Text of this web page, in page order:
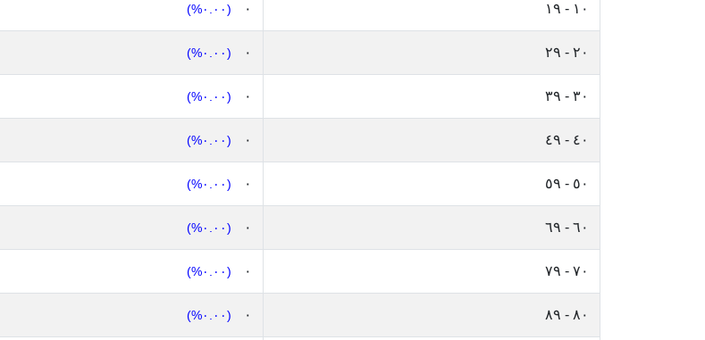
١٠ - ١٩ ٠ (٠.٠٠%)
٢٠ - ٢٩ ٠ (٠.٠٠%)
٣٠ - ٣٩ ٠ (٠.٠٠%)
٤٠ - ٤٩ ٠ (٠.٠٠%)
٥٠ - ٥٩ ٠ (٠.٠٠%)
٦٠ - ٦٩ ٠ (٠.٠٠%)
٧٠ - ٧٩ ٠ (٠.٠٠%)
٨٠ - ٨٩ ٠ (٠.٠٠%)